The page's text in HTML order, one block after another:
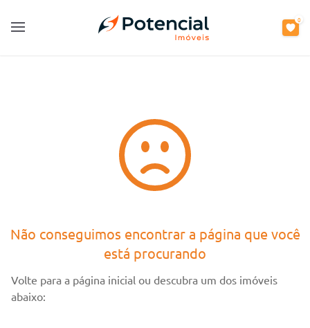
Open main menu
0
Open main menu
0
Não conseguimos encontrar a página que você
está procurando
Volte para a página inicial ou descubra um dos imóveis
abaixo: